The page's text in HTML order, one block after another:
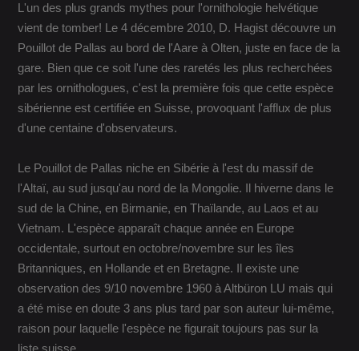
L'un des plus grands mythes pour l'ornithologie helvétique
vient de tomber! Le 4 décembre 2010, D. Hagist découvre un
Pouillot de Pallas au bord de l'Aare à Olten, juste en face de la
gare. Bien que ce soit l'une des raretés les plus recherchées
par les ornithologues, c'est la première fois que cette espèce
sibérienne est certifiée en Suisse, provoquant l'afflux de plus
d'une centaine d'observateurs.
Le Pouillot de Pallas niche en Sibérie à l'est du massif de
l'Altaï, au sud jusqu'au nord de la Mongolie. Il hiverne dans le
sud de la Chine, en Birmanie, en Thaïlande, au Laos et au
Vietnam. L'espèce apparaît chaque année en Europe
occidentale, surtout en octobre/novembre sur les îles
Britanniques, en Hollande et en Bretagne. Il existe une
observation des 9/10 novembre 1960 à Altbüron LU mais qui
a été mise en doute 3 ans plus tard par son auteur lui-même,
raison pour laquelle l'espèce ne figurait toujours pas sur la
liste suisse.